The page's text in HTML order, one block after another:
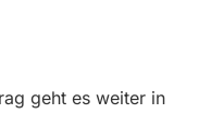
geht es weiter in